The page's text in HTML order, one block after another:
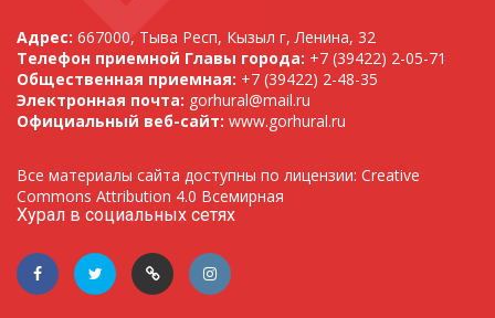
Адрес: 667000, Тыва Респ, Кызыл г, Ленина, 32
Телефон приемной Главы города: +7 (39422) 2-05-71
Общественная приемная: +7 (39422) 2-48-35
Электронная почта: gorhural@mail.ru
Официальный веб-сайт: www.gorhural.ru
Все материалы сайта доступны по лицензии: Creative
Commons Attribution 4.0 Всемирная
Хурал в социальных сетях